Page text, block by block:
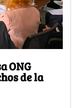
ONG
de la